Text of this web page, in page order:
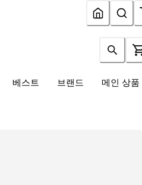
베스트 브랜드 메인 상품